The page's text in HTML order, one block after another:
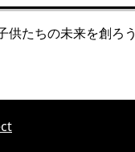
供たちの未来を創ろう